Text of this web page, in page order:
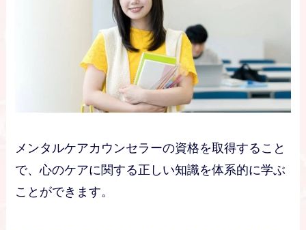
メンタルケアカウンセラーの資格を取得すること
で、心のケアに関する正しい知識を体系的に学ぶ
ことができます。